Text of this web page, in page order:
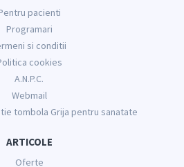
pacienti
Programari
si conditii
cookies
A.N.P.C.
Webmail
tombola Grija pentru sanatate
ARTICOLE
Oferte